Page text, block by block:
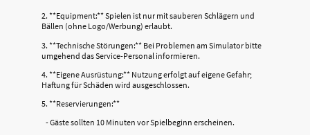
2. **Equipment:** Spielen ist nur mit sauberen Schlägern und
Bällen (ohne Logo/Werbung) erlaubt.
3. **Technische Störungen:** Bei Problemen am Simulator bitte
umgehend das Service-Personal informieren.
4. **Eigene Ausrüstung:** Nutzung erfolgt auf eigene Gefahr;
Haftung für Schäden wird ausgeschlossen.
5. **Reservierungen:**
- Gäste sollten 10 Minuten vor Spielbeginn erscheinen.